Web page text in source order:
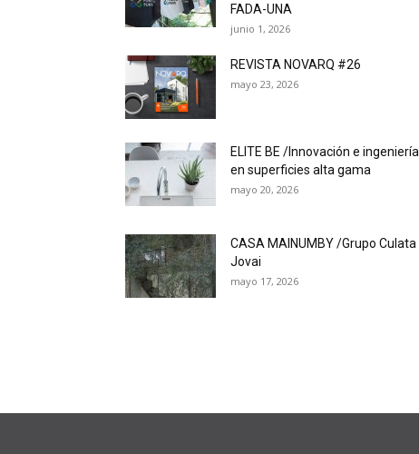
FADA-UNA
junio 1, 2026
REVISTA NOVARQ #26
mayo 23, 2026
ELITE BE /Innovación e ingeniería
en superficies alta gama
mayo 20, 2026
CASA MAINUMBY /Grupo Culata
Jovai
mayo 17, 2026